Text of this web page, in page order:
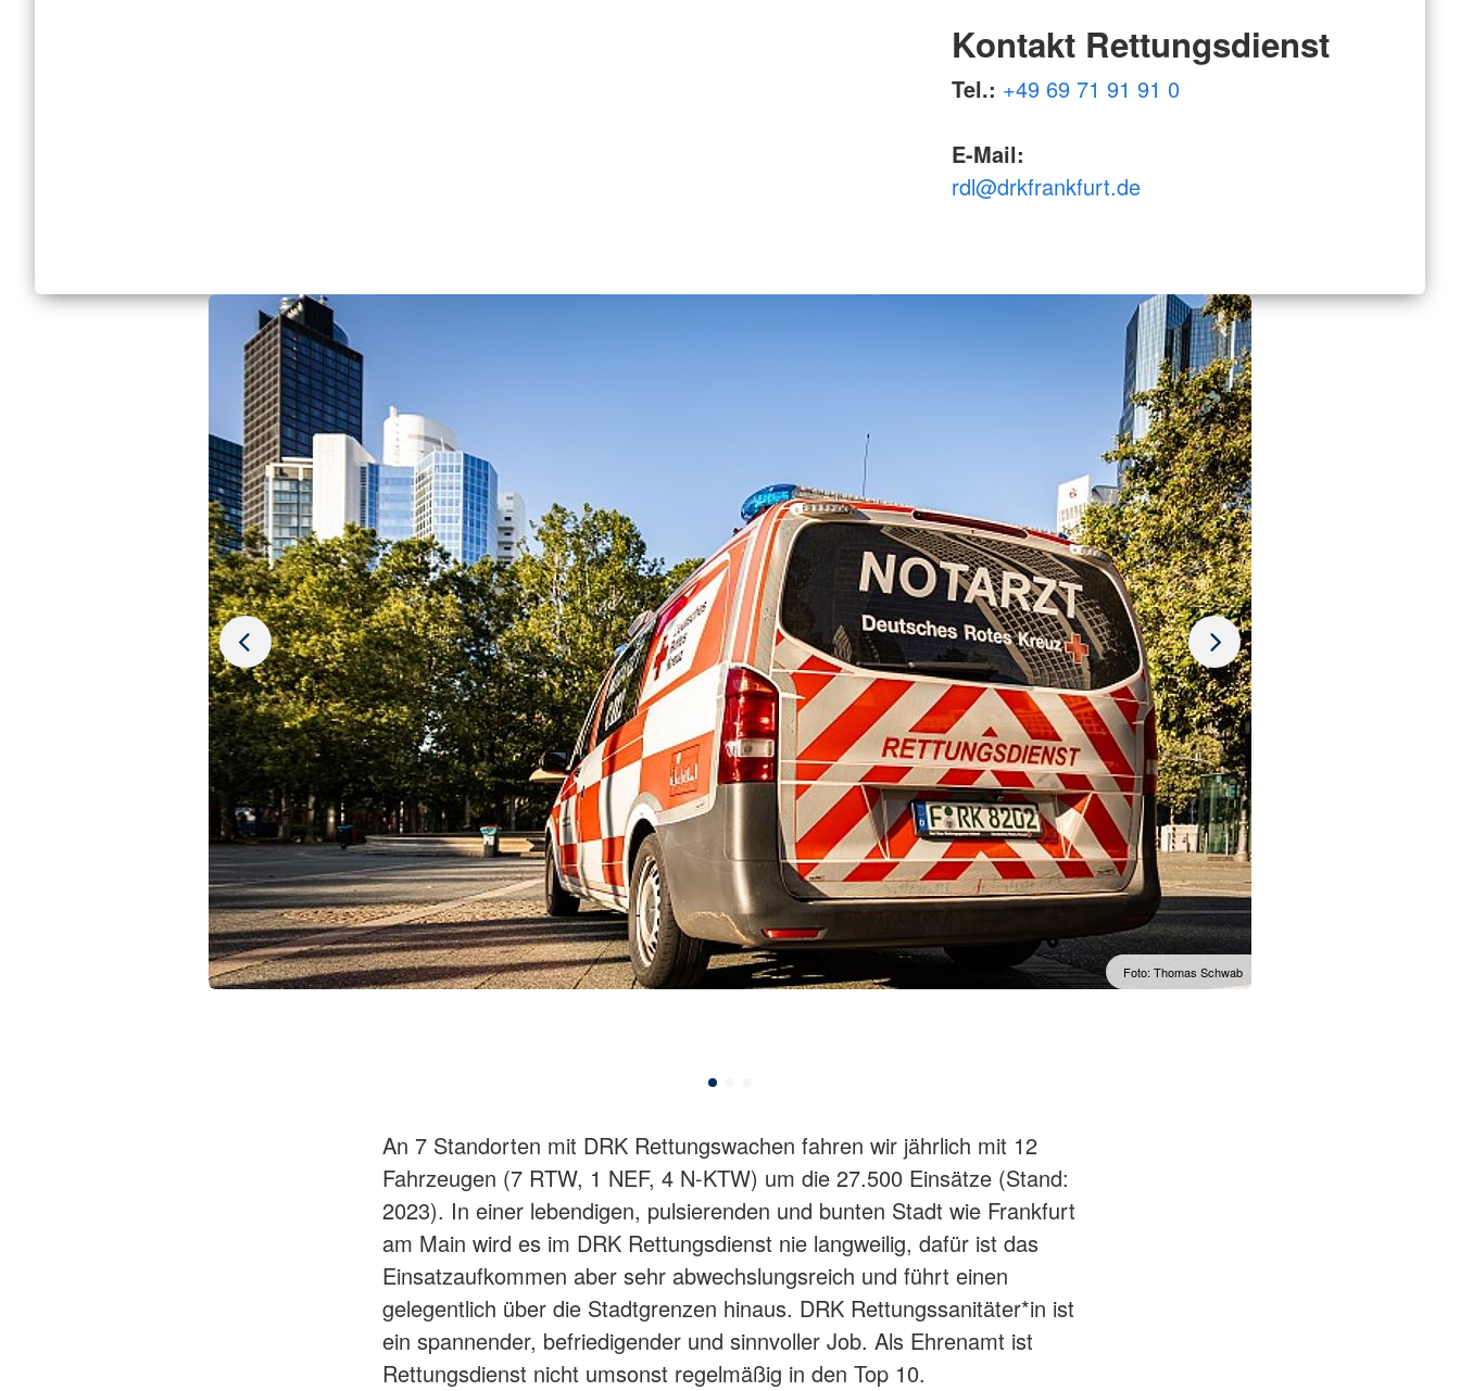
Kontakt Rettungsdienst
Tel.: +49 69 71 91 91 0
E-Mail:
rdl@drkfrankfurt.de
Foto: Thomas Schwab
An 7 Standorten mit DRK Rettungswachen fahren wir jährlich mit 12
Fahrzeugen (7 RTW, 1 NEF, 4 N-KTW) um die 27.500 Einsätze (Stand:
2023). In einer lebendigen, pulsierenden und bunten Stadt wie Frankfurt
am Main wird es im DRK Rettungsdienst nie langweilig, dafür ist das
Einsatzaufkommen aber sehr abwechslungsreich und führt einen
gelegentlich über die Stadtgrenzen hinaus. DRK Rettungssanitäter*in ist
ein spannender, befriedigender und sinnvoller Job. Als Ehrenamt ist
Rettungsdienst nicht umsonst regelmäßig in den Top 10.